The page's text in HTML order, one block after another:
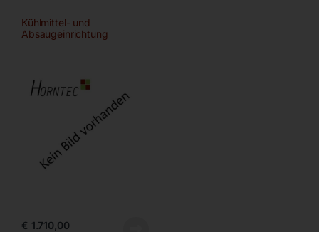
Kühlmittel- und
Absaugeinrichtung
€ 1.710,00